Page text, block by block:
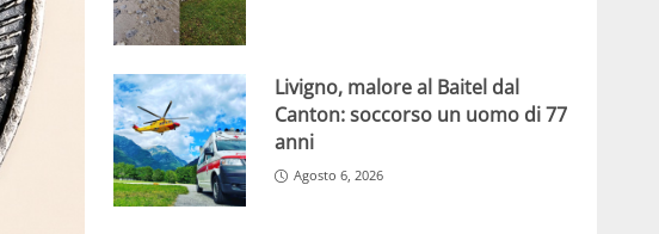
Livigno, malore al Baitel dal
Canton: soccorso un uomo di 77
anni
Agosto 6, 2026